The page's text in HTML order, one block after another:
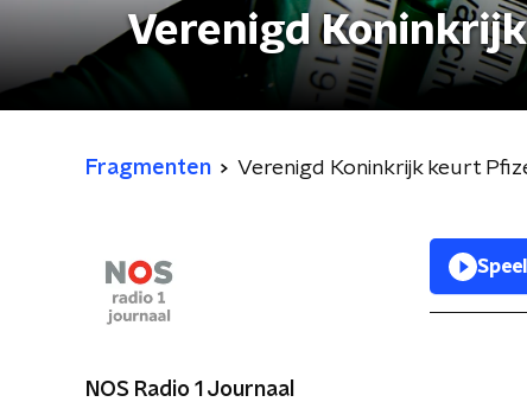
Verenigd
Fragmenten Verenigd Koninkrijk keurt
NOS Radio 1 Journaal